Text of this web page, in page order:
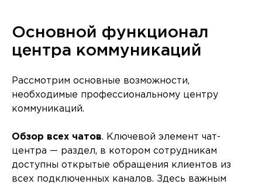
Основной функционал
центра коммуникаций
Рассмотрим основные возможности,
необходимые профессиональному центру
коммуникаций.
Обзор всех чатов. Ключевой элемент чат-
центра — раздел, в котором сотрудникам
доступны открытые обращения клиентов из
всех подключенных каналов. Здесь важным